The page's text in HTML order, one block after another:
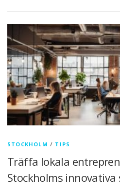
STOCKHOLM / TIPS
Träffa lokala
Stockholms